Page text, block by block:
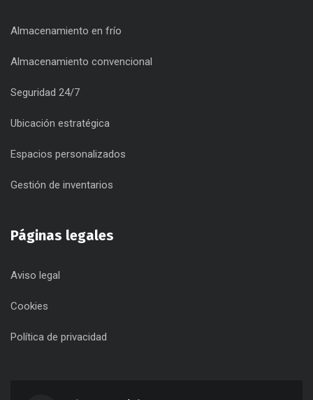
Almacenamiento en frío
Almacenamiento convencional
Seguridad 24/7
Ubicación estratégica
Espacios personalizados
Gestión de inventarios
Páginas legales
Aviso legal
Cookies
Política de privacidad